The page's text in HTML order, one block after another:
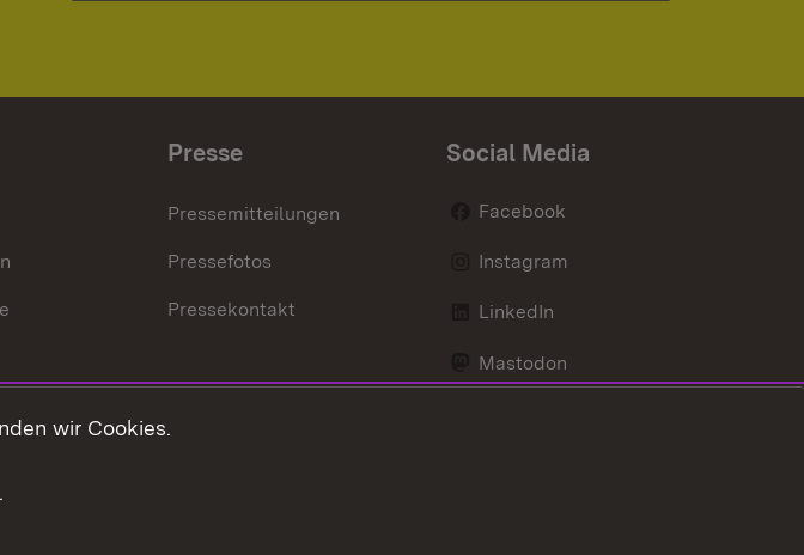
Presse
Pressemitteilungen
Pressefotos
Pressekontakt
Social Media
Facebook
Instagram
LinkedIn
Mastodon
wir Cookies.
.